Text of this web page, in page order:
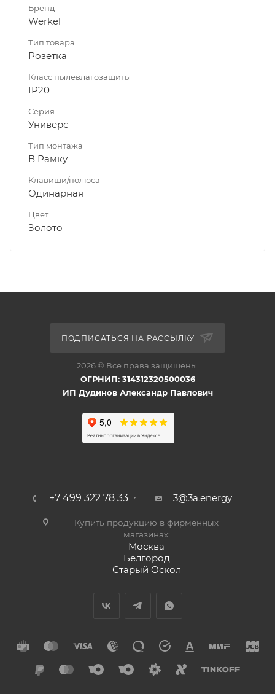
Бренд
Werkel
Тип товара
Розетка
Класс пылевлагозащиты
IP20
Серия
Универс
Тип монтажа
В Рамку
Клавиши/полюса
Одинарная
Цвет
Золото
ПОДПИСАТЬСЯ НА РАССЫЛКУ
2026 © Все права защищены.
ОГРНИП: 314312320500036
ИП Дудинов Александр Павлович
+7 499 322 78 33 3@3a.energy
Купить продукцию в фирменных
магазинах:
Москва
Белгород
Старый Оскол